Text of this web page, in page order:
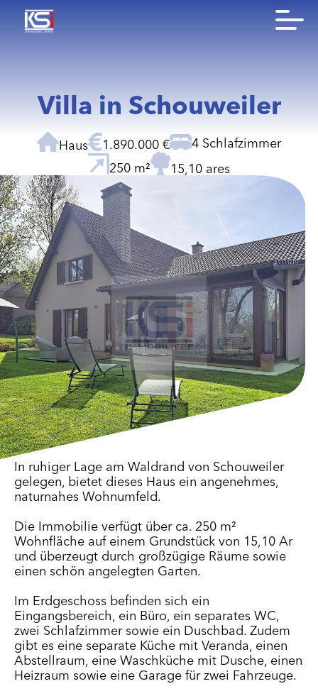
Villa in Schouweiler
Haus 1.890.000 €
4 Schlafzimmer
250 m²
15,10 ares
In ruhiger Lage am Waldrand von Schouweiler
gelegen, bietet dieses Haus ein angenehmes,
naturnahes Wohnumfeld.
Die Immobilie verfügt über ca. 250 m²
Wohnfläche auf einem Grundstück von 15,10 Ar
und überzeugt durch großzügige Räume sowie
einen schön angelegten Garten.
Im Erdgeschoss befinden sich ein
Eingangsbereich, ein Büro, ein separates WC,
zwei Schlafzimmer sowie ein Duschbad. Zudem
gibt es eine separate Küche mit Veranda, einen
Abstellraum, eine Waschküche mit Dusche, einen
Heizraum sowie eine Garage für zwei Fahrzeuge.